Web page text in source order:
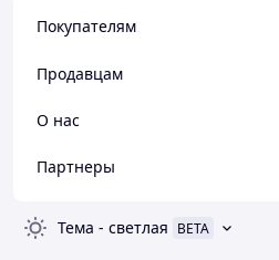
Покупателям
Продавцам
О нас
Партнеры
Тема - светлая BETA